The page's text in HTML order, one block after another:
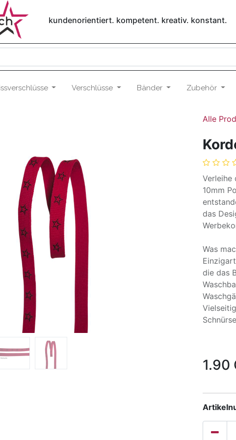
kundenorientiert. kompetent. kreativ. konstant.
Verschlüsse Bänder Zubehör
Alle
Verleihe
10mm
das
Was
die das
1.90